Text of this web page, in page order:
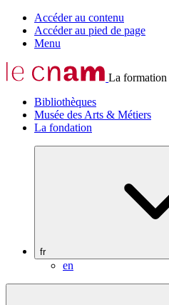
Accéder au contenu
Accéder au pied de page
Menu
La formation
Bibliothèques
Musée des Arts & Métiers
La fondation
fr
en